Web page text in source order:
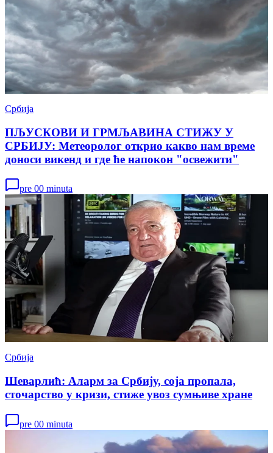
Србија
ПЉУСКОВИ И ГРМЉАВИНА СТИЖУ У
СРБИЈУ: Метеоролог открио какво нам време
доноси викенд и где ће напокон "освежити"
pre 00 minuta
Србија
Шеварлић: Аларм за Србију, соја пропала,
сточарство у кризи, стиже увоз сумњиве хране
pre 00 minuta